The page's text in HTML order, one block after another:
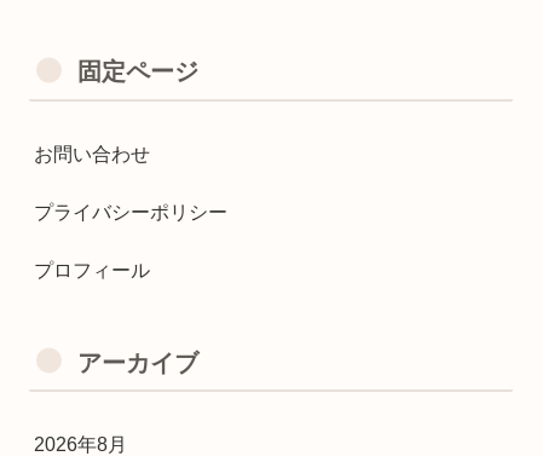
固定ページ
お問い合わせ
プライバシーポリシー
プロフィール
アーカイブ
2026年8月